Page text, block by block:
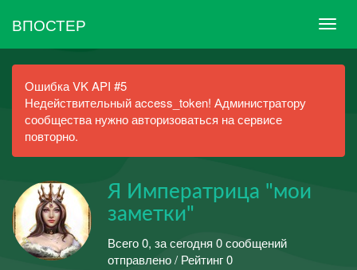
ВПОСТЕР
Ошибка VK API #5
Недействительный access_token! Администратору
сообщества нужно авторизоваться на сервисе
повторно.
Я Императрица "мои
заметки"
Всего 0, за сегодня 0 сообщений
отправлено / Рейтинг 0